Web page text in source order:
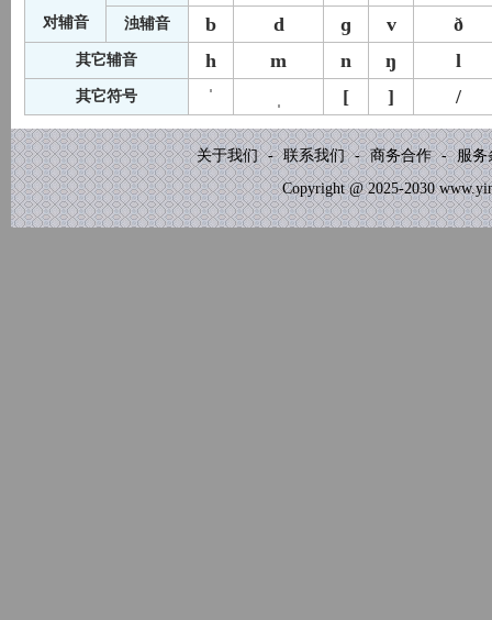
对辅音 浊辅音 b d ɡ v ð
其它辅音 h m n ŋ l
其它符号 ˈ [ ] /
关于我们 - 联系我们 - 商务合作 - 服务
Copyright @ 2025-2030